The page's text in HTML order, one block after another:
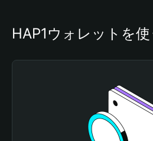
HAP1ウォレットを